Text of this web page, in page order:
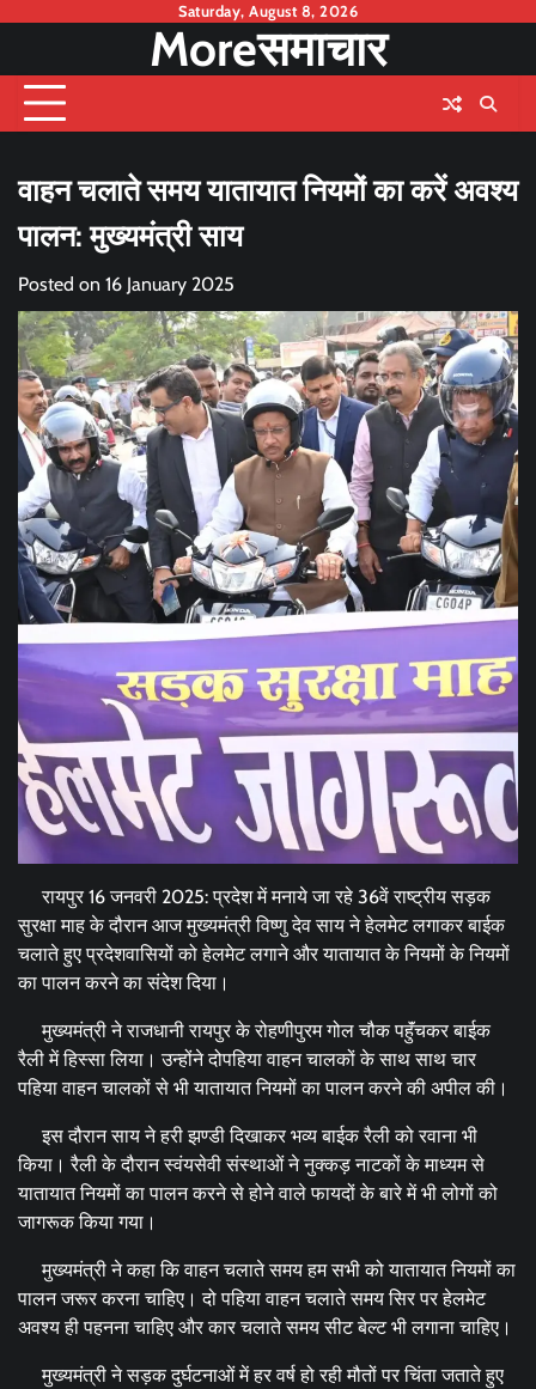
content
Saturday, August 8, 2026
Moreसमाचार
वाहन चलाते समय यातायात नियमों का करें अवश्य
पालन: मुख्यमंत्री साय
Posted on 16 January 2025
रायपुर 16 जनवरी 2025: प्रदेश में मनाये जा रहे 36वें राष्ट्रीय सड़क
सुरक्षा माह के दौरान आज मुख्यमंत्री विष्णु देव साय ने हेलमेट लगाकर बाईक
चलाते हुए प्रदेशवासियों को हेलमेट लगाने और यातायात के नियमों के नियमों
का पालन करने का संदेश दिया।
मुख्यमंत्री ने राजधानी रायपुर के रोहणीपुरम गोल चौक पहॅुंचकर बाईक
रैली में हिस्सा लिया। उन्होंने दोपहिया वाहन चालकों के साथ साथ चार
पहिया वाहन चालकों से भी यातायात नियमों का पालन करने की अपील की।
इस दौरान साय ने हरी झण्डी दिखाकर भव्य बाईक रैली को रवाना भी
किया। रैली के दौरान स्वंयसेवी संस्थाओं ने नुक्कड़ नाटकों के माध्यम से
यातायात नियमों का पालन करने से होने वाले फायदों के बारे में भी लोगों को
जागरूक किया गया।
मुख्यमंत्री ने कहा कि वाहन चलाते समय हम सभी को यातायात नियमों का
पालन जरूर करना चाहिए। दो पहिया वाहन चलाते समय सिर पर हेलमेट
अवश्य ही पहनना चाहिए और कार चलाते समय सीट बेल्ट भी लगाना चाहिए।
मुख्यमंत्री ने सड़क दुर्घटनाओं में हर वर्ष हो रही मौतों पर चिंता जताते हुए